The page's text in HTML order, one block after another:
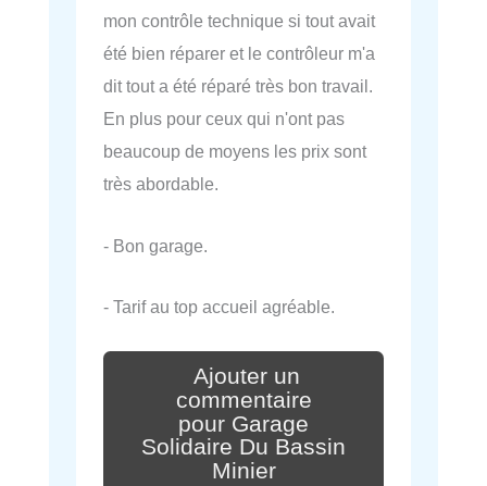
mon contrôle technique si tout avait
été bien réparer et le contrôleur m'a
dit tout a été réparé très bon travail.
En plus pour ceux qui n'ont pas
beaucoup de moyens les prix sont
très abordable.
- Bon garage.
- Tarif au top accueil agréable.
Ajouter un
commentaire
pour Garage
Solidaire Du Bassin
Minier